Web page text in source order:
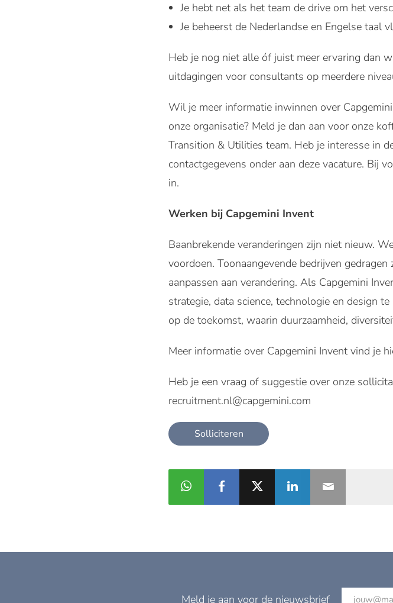
Je hebt net als het team de drive om het
Je beheerst de Nederlandse en Engelse taal
Heb je nog niet alle óf juist meer ervaring dan
uitdagingen voor consultants op meerdere
Wil je meer informatie inwinnen over
onze organisatie? Meld je dan aan voor onze
Transition & Utilities team. Heb je interesse in
contactgegevens onder aan deze vacature. Bij
in.
Werken bij Capgemini Invent
Baanbrekende veranderingen zijn niet nieuw.
voordoen. Toonaangevende bedrijven
aanpassen aan verandering. Als Capgemini
strategie, data science, technologie en design
op de toekomst, waarin duurzaamheid,
Meer informatie over Capgemini Invent vind je
Heb je een vraag of suggestie over onze
recruitment.nl@capgemini.com
Solliciteren
Meld je aan voor de nieuwsbrief